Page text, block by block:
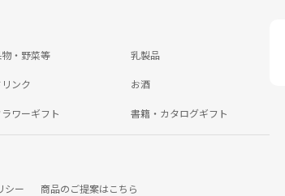
物・野菜等 乳製品
リンク お酒
ワーギフト 書籍・カタログギフト
シー 商品のご提案はこちら